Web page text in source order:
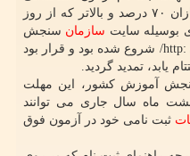
خاص فرزندان شهدا و فرزندان جانبازان ۷۰ درصد و بالاتر که از روز
سازمان سنجش
آموزش کشور به آدرس http: //sanjesh.org/ شروع شده بود و قرار بود
آموزش کشور، این مهلت
و متقاضیان تا ۵ اردیبهشت ماه سال جاری می توانند
ثبت نامی خود در آزمون فوق